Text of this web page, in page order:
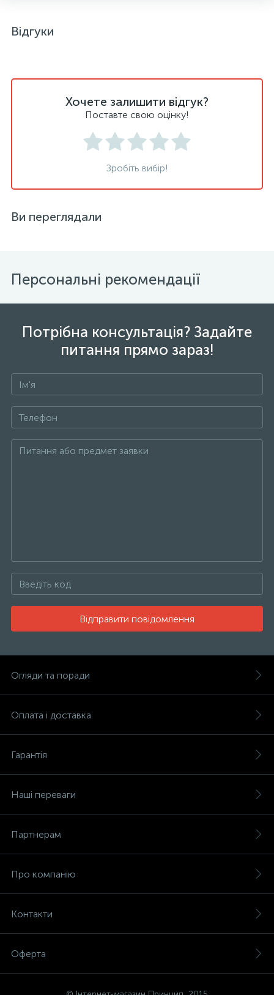
Відгуки
Хочете залишити відгук?
Поставте свою оцінку!
Зробіть вибір!
Ви переглядали
Персональні рекомендації
Потрібна консультація? Задайте
питання прямо зараз!
Відправити повідомлення
Огляди та поради
Оплата і доставка
Гарантія
Наші переваги
Партнерам
Про компанію
Контакти
Оферта